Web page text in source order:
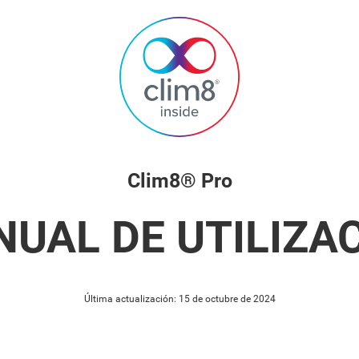
Clim8® Pro
DE
Última actualización: 15 de octubre de 2024